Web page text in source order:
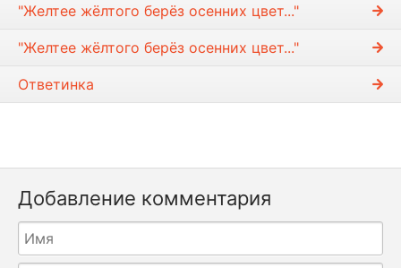
"Желтее жёлтого берёз осенних цвет..."
"Желтее жёлтого берёз осенних цвет..."
Ответинка
Добавление комментария